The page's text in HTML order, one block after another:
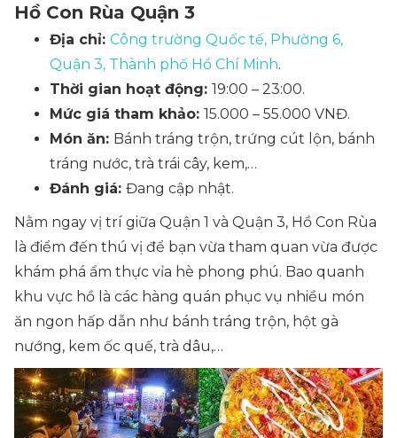
Hồ Con Rùa Quận 3
Địa chỉ: Công trường Quốc tế, Phường 6,
Quận 3, Thành phố Hồ Chí Minh.
Thời gian hoạt động: 19:00 – 23:00.
Mức giá tham khảo: 15.000 – 55.000 VNĐ.
Món ăn: Bánh tráng trộn, trứng cút lộn, bánh
tráng nước, trà trái cây, kem,…
Đánh giá: Đang cập nhật.
Nằm ngay vị trí giữa Quận 1 và Quận 3, Hồ Con Rùa
là điểm đến thú vị để bạn vừa tham quan vừa được
khám phá ẩm thực vỉa hè phong phú. Bao quanh
khu vực hồ là các hàng quán phục vụ nhiều món
ăn ngon hấp dẫn như bánh tráng trộn, hột gà
nướng, kem ốc quế, trà dâu,…